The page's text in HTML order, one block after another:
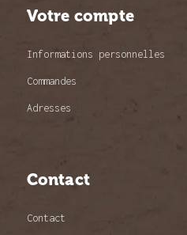
Votre compte
Informations personnelles
Commandes
Adresses
Contact
Contact